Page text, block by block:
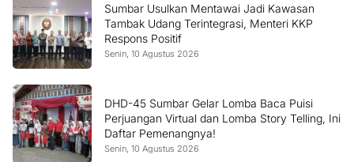
Sumbar Usulkan Mentawai Jadi Kawasan
Tambak Udang Terintegrasi, Menteri KKP
Respons Positif
Senin, 10 Agustus 2026
DHD-45 Sumbar Gelar Lomba Baca Puisi
Perjuangan Virtual dan Lomba Story Telling, Ini
Daftar Pemenangnya!
Senin, 10 Agustus 2026